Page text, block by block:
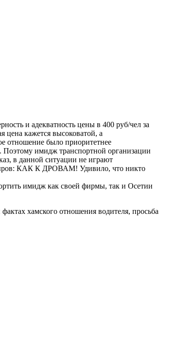
и адекватность цены в 400 руб/чел за
цена кажется высоковатой, а
отношение было приоритетнее
Поэтому имидж транспортной организации
в данной ситуации не играют
КАК К ДРОВАМ! Удивило, что никто
имидж как своей фирмы, так и Осетии
хамского отношения водителя, просьба